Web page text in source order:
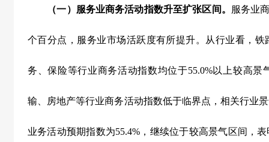
（一）服务业商务活动指数升至扩张区间。 服务业
个百分点，服务业市场活跃度有所提升。从行业看，
务、保险等行业商务活动指数均位于55.0%以上较高景
输、房地产等行业商务活动指数低于临界点，相关行业
业务活动预期指数为55.4% ，继续位于较高景气区间，